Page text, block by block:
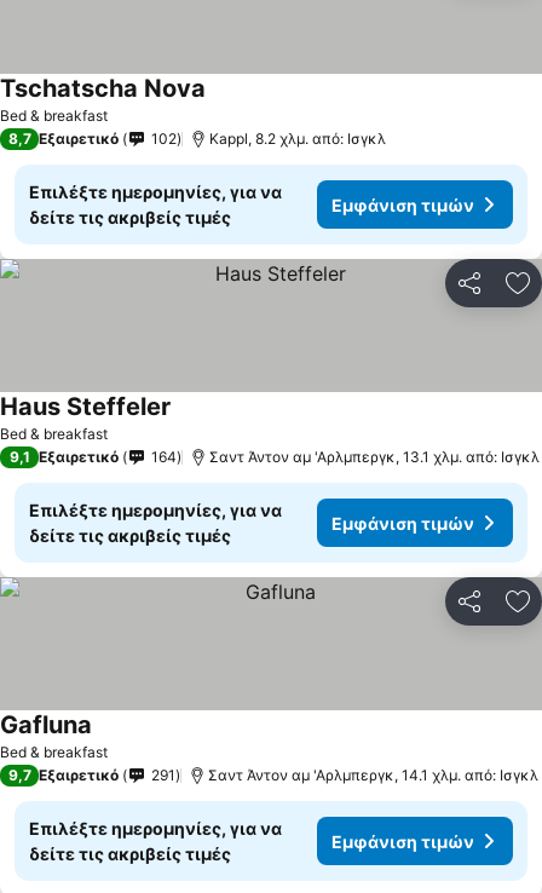
Bed & breakfast
Tschatscha Nova
8,7 Εξαιρετικό 102 Kappl, 8.2 χλμ. από: Ισγκλ
Επιλέξτε ημερομηνίες, για να
δείτε τις ακριβείς τιμές
Εμφάνιση τιμών
Bed & breakfast
Haus Steffeler
9,1 Εξαιρετικό 164 Σαντ Άντον αμ 'Αρλμπεργκ, 13.1 χλμ. από: Ισγκλ
Επιλέξτε ημερομηνίες, για να
δείτε τις ακριβείς τιμές
Εμφάνιση τιμών
Bed & breakfast
Gafluna
9,7 Εξαιρετικό 291 Σαντ Άντον αμ 'Αρλμπεργκ, 14.1 χλμ. από: Ισγκλ
Επιλέξτε ημερομηνίες, για να
δείτε τις ακριβείς τιμές
Εμφάνιση τιμών